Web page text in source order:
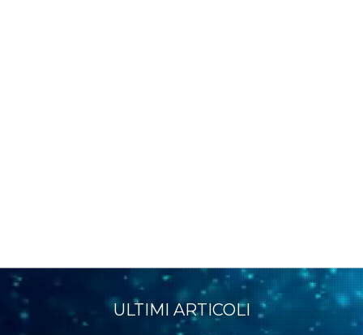
ULTIMI ARTICOLI